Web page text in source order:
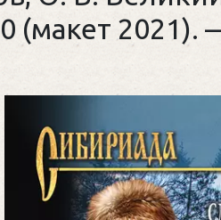
(макет 2021).